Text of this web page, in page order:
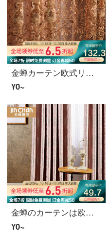
金蝉カーテン欧式リビングルームのカーテンカーテンカーテンカーテンカーテンカーテンカーテンカーテンカーテンカーテンカーテンカーテンカーテンカスタムナゾターゼカーテン-打孔幅3.5メートル*高さ2.7メートル
¥0~
金蝉のカーテンは欧風の厚手の花をつけて遮光します。寝室の完成品のカーテンは大鳳尾の花の鳳尾の模様の布です。
¥0~